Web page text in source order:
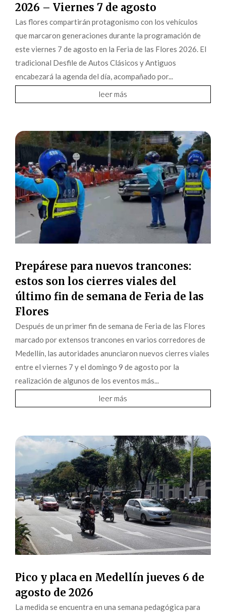
2026 – Viernes 7 de agosto
Las flores compartirán protagonismo con los vehículos
que marcaron generaciones durante la programación de
este viernes 7 de agosto en la Feria de las Flores 2026. El
tradicional Desfile de Autos Clásicos y Antiguos
encabezará la agenda del día, acompañado por...
leer más
Prepárese para nuevos trancones:
estos son los cierres viales del
último fin de semana de Feria de las
Flores
Después de un primer fin de semana de Feria de las Flores
marcado por extensos trancones en varios corredores de
Medellín, las autoridades anunciaron nuevos cierres viales
entre el viernes 7 y el domingo 9 de agosto por la
realización de algunos de los eventos más...
leer más
Pico y placa en Medellín jueves 6 de
agosto de 2026
La medida se encuentra en una semana pedagógica para